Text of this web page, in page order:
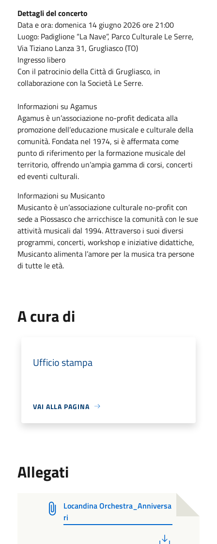
Dettagli del concerto
Data e ora: domenica 14 giugno 2026 ore 21:00
Luogo: Padiglione “La Nave”, Parco Culturale Le Serre,
Via Tiziano Lanza 31, Grugliasco (TO)
Ingresso libero
Con il patrocinio della Città di Grugliasco, in
collaborazione con la Società Le Serre.
Informazioni su Agamus
Agamus è un’associazione no-profit dedicata alla
promozione dell’educazione musicale e culturale della
comunità. Fondata nel 1974, si è affermata come
punto di riferimento per la formazione musicale del
territorio, offrendo un’ampia gamma di corsi, concerti
ed eventi culturali.
Informazioni su Musicanto
Musicanto è un’associazione culturale no-profit con
sede a Piossasco che arricchisce la comunità con le sue
attività musicali dal 1994. Attraverso i suoi diversi
programmi, concerti, workshop e iniziative didattiche,
Musicanto alimenta l’amore per la musica tra persone
di tutte le età.
A cura di
Ufficio stampa
VAI ALLA PAGINA
Allegati
Locandina Orchestra_Anniversa
ri